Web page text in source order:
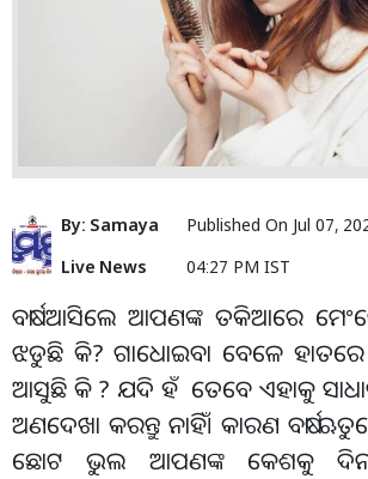
By: Samaya
Live News
Published On Jul 07,
04:27 PM IST
ବର୍ଷା ଆସିଲେ ଆପଣଙ୍କ ତକିଆରେ
ଝଡୁଛି କି? ଗାଧୋଇବା ବେଳେ
ଆସୁଛି କି ? ଯଦି ହଁ ତେବେ ଏହାକୁ
ଅଣଦେଖା କରନ୍ତୁ ନାହିଁ। କାରଣ ବର୍ଷା
ଛୋଟ ଭୁଲ ଆପଣଙ୍କ କେଶକୁ